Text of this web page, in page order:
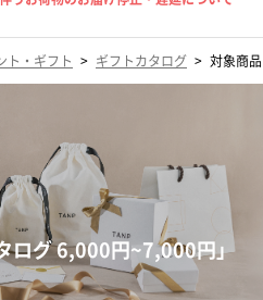
ト・ギフト > ギフトカタログ > 対象商
ログ 6,000円~7,000円」